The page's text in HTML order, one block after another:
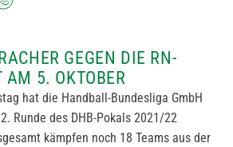
GEGEN DIE RN-
AM 5. OKTOBER
hat die Handball-Bundesliga GmbH
Runde des DHB-Pokals 2021/22
kämpfen noch 18 Teams aus der